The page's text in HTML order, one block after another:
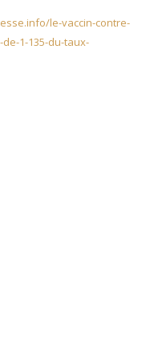
le-vaccin-contre-
1-135-du-taux-